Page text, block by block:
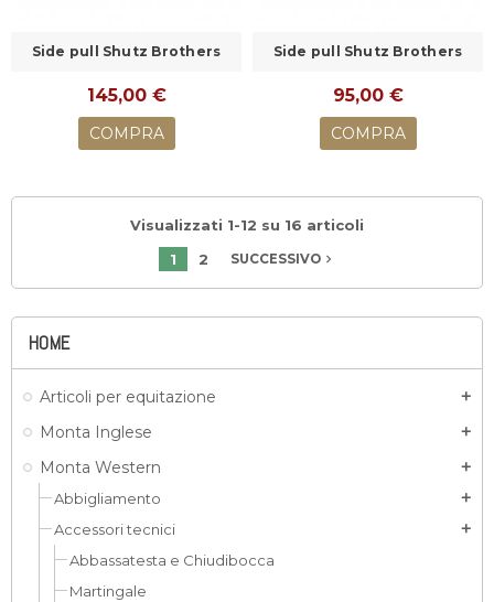
HOME
Articoli per equitazione add
Monta Inglese add
Monta Western add
Abbigliamento add
Accessori tecnici add
Abbassatesta e Chiudibocca
Martingale
Side pull Shutz Brothers
145,00 €
COMPRA
Side pull Shutz Brothers
95,00 €
COMPRA
Visualizzati 1-12 su 16 articoli
1
2 SUCCESSIVOnavigate_next